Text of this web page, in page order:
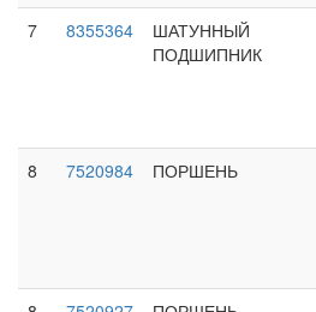
7 8355364
ШАТУННЫЙ
ПОДШИПНИК
8 7520984
ПОРШЕНЬ